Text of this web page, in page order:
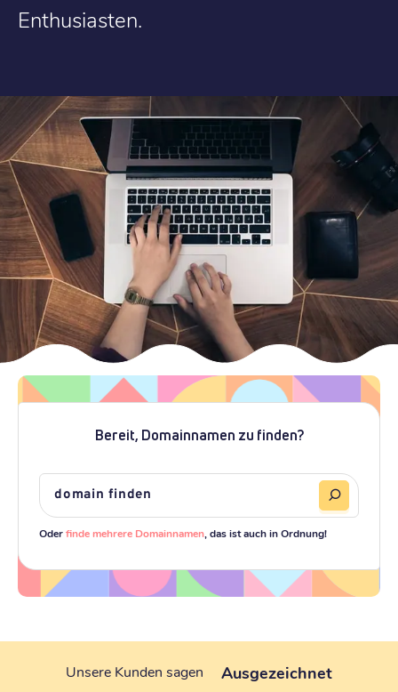
Enthusiasten.
Bereit, Domainnamen zu finden?
Oderfinde mehrere Domainnamen , das ist auch in Ordnung!
Unsere Kunden sagen Ausgezeichnet